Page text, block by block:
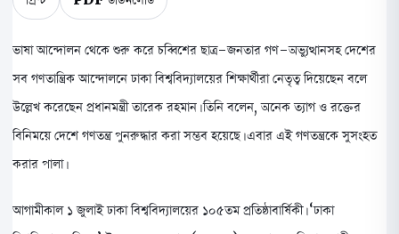
ভাষা আন্দোলন থেকে শুরু করে চব্বিশের ছাত্র-জনতার গণ-অভ্যুত্থানসহ দেশের
সব গণতান্ত্রিক আন্দোলনে ঢাকা বিশ্ববিদ্যালয়ের শিক্ষার্থীরা নেতৃত্ব দিয়েছেন বলে
উল্লেখ করেছেন প্রধানমন্ত্রী তারেক রহমান। তিনি বলেন, অনেক ত্যাগ ও রক্তের
বিনিময়ে দেশে গণতন্ত্র পুনরুদ্ধার করা সম্ভব হয়েছে। এবার এই গণতন্ত্রকে সুসংহত
করার পালা।
আগামীকাল ১ জুলাই ঢাকা বিশ্ববিদ্যালয়ের ১০৫তম প্রতিষ্ঠাবার্ষিকী। ‘ঢাকা